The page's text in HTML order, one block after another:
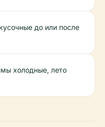
до или после
холодные, лето